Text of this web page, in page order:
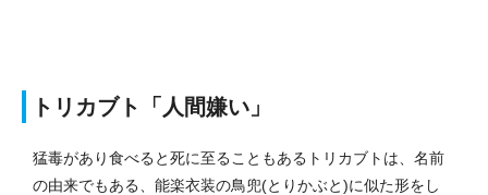
トリカブト「人間嫌い」
猛毒があり食べると死に至ることもあるトリカブトは、名前
の由来でもある、能楽衣装の鳥兜(とりかぶと)に似た形をし